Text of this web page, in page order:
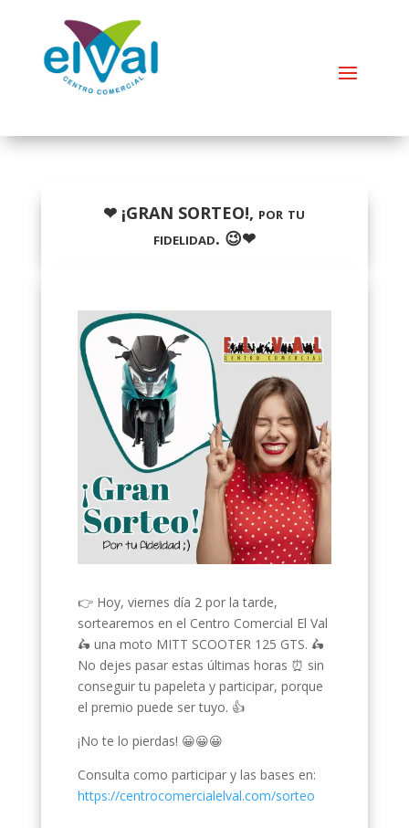
❤ ¡GRAN SORTEO!, por tu
fidelidad. 😉❤
👉 Hoy, viernes día 2 por la tarde,
sortearemos en el Centro Comercial El Val
🛵 una moto MITT SCOOTER 125 GTS. 🛵
No dejes pasar estas últimas horas ⏰ sin
conseguir tu papeleta y participar, porque
el premio puede ser tuyo. 👍
¡No te lo pierdas! 😀😀😀
Consulta como participar y las bases en:
https://centrocomercialelval.com/sorteo